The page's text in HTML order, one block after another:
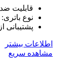
قابلیت
نوع باتری:
پشتیبانی
اطلاعات بیشتر
مشاهده سریع